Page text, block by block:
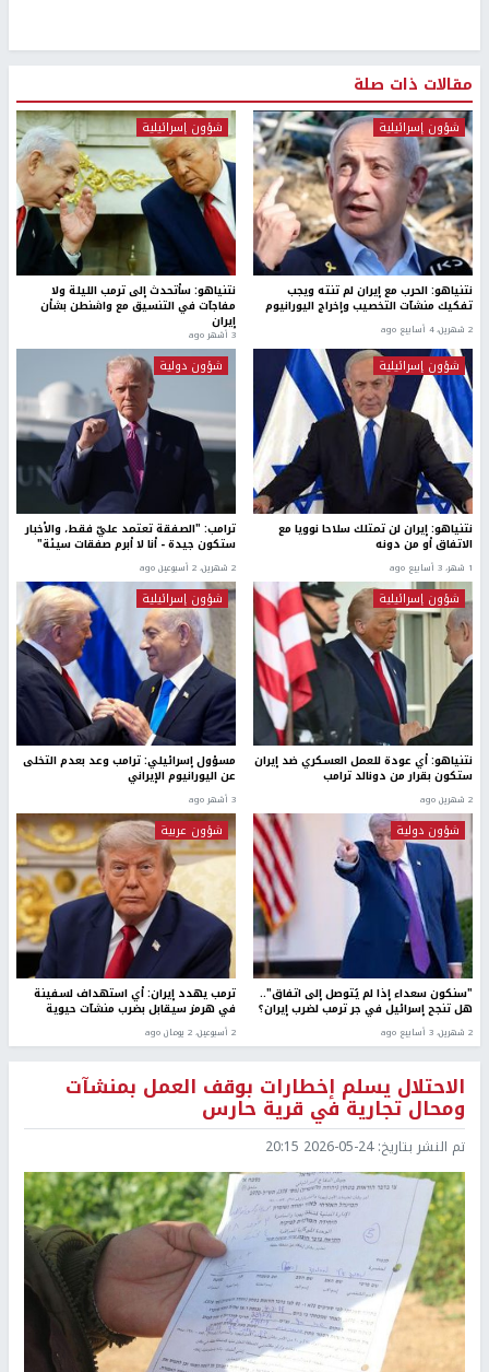
مقالات ذات صلة
شؤون إسرائيلية
نتنياهو: الحرب مع إيران لم تنته ويجب
تفكيك منشآت التخصيب وإخراج اليورانيوم
2 شهرين، 4 أسابيع ago
شؤون إسرائيلية
نتنياهو: سأتحدث إلى ترمب الليلة ولا
مفاجآت في التنسيق مع واشنطن بشأن
إيران
3 أشهر ago
شؤون إسرائيلية
نتنياهو: إيران لن تمتلك سلاحا نوويا مع
الاتفاق أو من دونه
1 شهر، 3 أسابيع ago
شؤون دولية
ترامب: "الصفقة تعتمد عليّ فقط، والأخبار
ستكون جيدة - أنا لا أبرم صفقات سيئة"
2 شهرين، 2 أسبوعين ago
شؤون إسرائيلية
نتنياهو: أي عودة للعمل العسكري ضد إيران
ستكون بقرار من دونالد ترامب
2 شهرين ago
شؤون إسرائيلية
مسؤول إسرائيلي: ترامب وعد بعدم التخلى
عن اليورانيوم الإيراني
3 أشهر ago
شؤون دولية
"سنكون سعداء إذا لم يُتوصل إلى اتفاق"..
هل تنجح إسرائيل في جر ترمب لضرب إيران؟
2 شهرين، 3 أسابيع ago
شؤون عربية
ترمب يهدد إيران: أي استهداف لسفينة
في هرمز سيقابل بضرب منشآت حيوية
2 أسبوعين، 2 يومان ago
الاحتلال يسلم إخطارات بوقف العمل بمنشآت
ومحال تجارية في قرية حارس
تم النشر بتاريخ:2026-05-24 20:15